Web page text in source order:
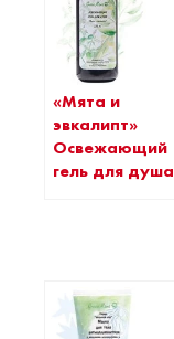
«Мята и
эвкалипт»
Освежающий
гель для душа